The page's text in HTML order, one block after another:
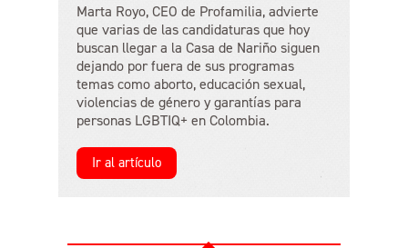
Marta Royo, CEO de Profamilia, advierte
que varias de las candidaturas que hoy
buscan llegar a la Casa de Nariño siguen
dejando por fuera de sus programas
temas como aborto, educación sexual,
violencias de género y garantías para
personas LGBTIQ+ en Colombia.
Ir al artículo